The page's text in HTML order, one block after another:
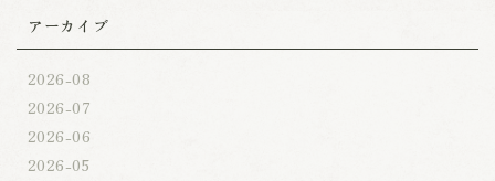
アーカイブ
2026-08
2026-07
2026-06
2026-05